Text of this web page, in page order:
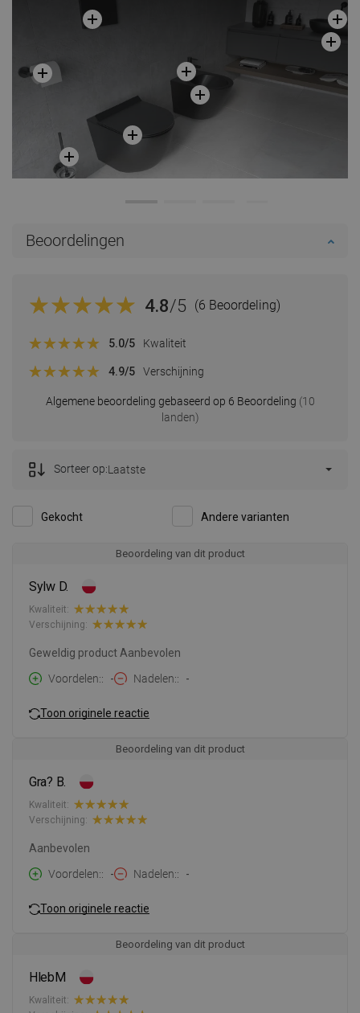
Beoordelingen
4.8/5 (6 Beoordeling)
Algemene beoordeling gebaseerd op 6 Beoordeling (10
landen)
5.0/5 Kwaliteit
4.9/5 Verschijning
Gekocht Andere varianten
Sorteer op:Laatste
Beoordeling van dit product
Sylw D.
Kwaliteit:
Verschijning:
Geweldig product Aanbevolen
Voordelen:
- Nadelen: -
Toon originele reactie
Beoordeling van dit product
Gra? B.
Kwaliteit:
Verschijning:
Aanbevolen
Voordelen:
- Nadelen: -
Toon originele reactie
Beoordeling van dit product
HlebM
Kwaliteit: